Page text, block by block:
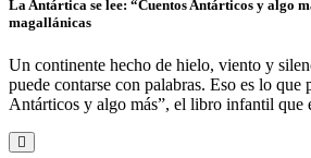
La Antártica se lee: “Cuentos Antárticos y algo
magallánicas
Un continente hecho de hielo, viento y
puede contarse con palabras. Eso es lo que
Antárticos y algo más”, el libro infantil